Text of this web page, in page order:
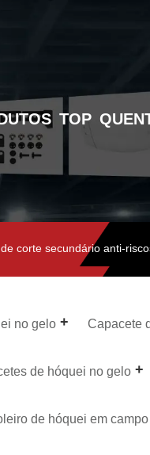
TOP
corte secundário anti-
no gelo Capacete
de hóquei no gelo
de hóquei em campo